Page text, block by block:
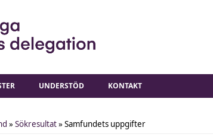
UNDERSTÖD KONTAKT
»Sökresultat» Samfundets uppgifter